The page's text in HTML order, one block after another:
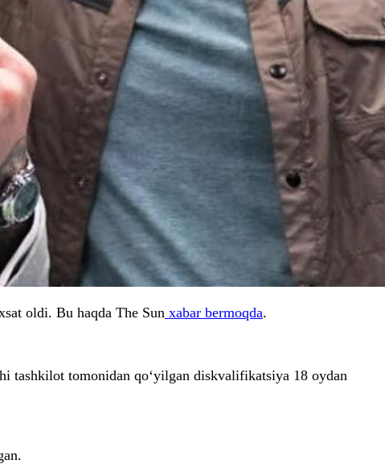
oldi. Bu haqda The Sun xabar bermoqda.
tashkilot tomonidan qo‘yilgan diskvalifikatsiya 18 oydan